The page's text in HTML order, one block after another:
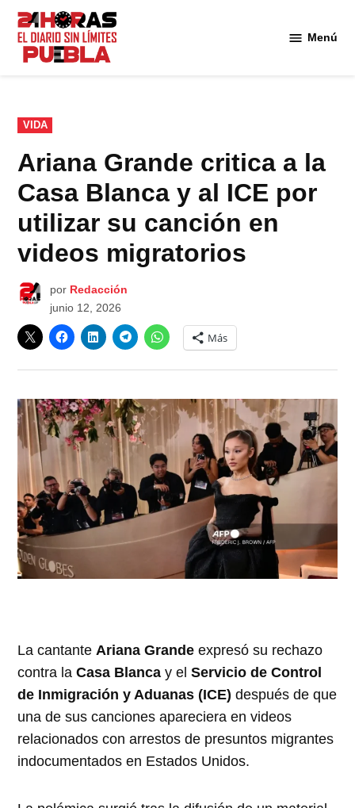
Saltar
contenido
Menú
PUBLICADO
EN
VIDA
Ariana Grande critica a la
Casa Blanca y al ICE por
utilizar su canción en
videos migratorios
por Redacción
junio 12, 2026
Más
La cantante Ariana Grande expresó su rechazo
contra laCasa Blanca y elServicio de Control
de Inmigración y Aduanas (ICE) después de que
una de sus canciones apareciera en videos
relacionados con arrestos de presuntos migrantes
indocumentados en Estados Unidos.